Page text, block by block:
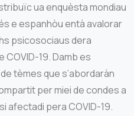
ua enquèsta mondiau
e espanhòu entà avalorar
psicosociaus dera
19. Damb es
tèmes que s’abordaràn
per miei de condes a
afectadi pera COVID-19.